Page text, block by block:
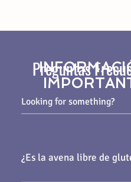
Preguntas
¿Es la avena libre de